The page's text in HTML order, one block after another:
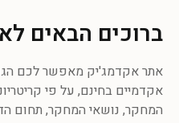
ברוכים הבאים
אתר אקדמג'יק מאפשר לכם
אקדמיים בחינם, על פי
המחקר, נושאי המחקר, תחום